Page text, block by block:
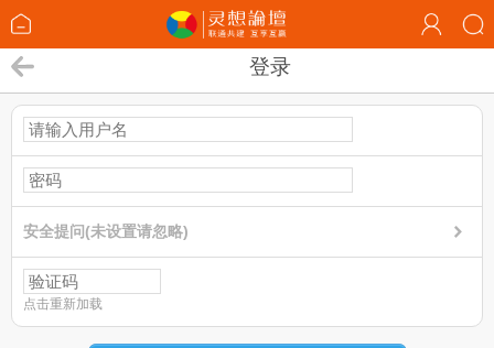
登录
安全提问(未设置请忽略)
点击重新加载